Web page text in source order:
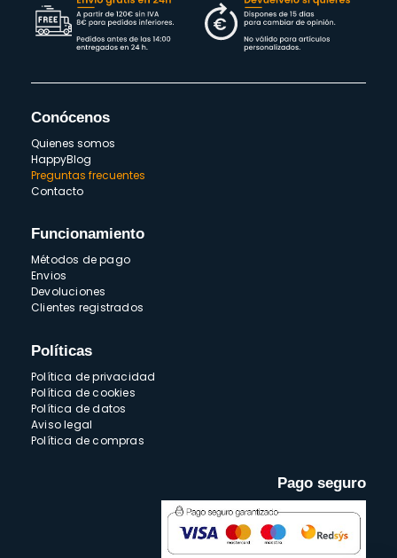
Conócenos
Quienes somos
HappyBlog
Preguntas frecuentes
Contacto
Funcionamiento
Métodos de pago
Envios
Devoluciones
Clientes registrados
Políticas
Política de privacidad
Política de cookies
Política de datos
Aviso legal
Política de compras
Pago seguro